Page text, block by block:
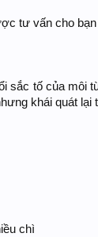
tư vấn cho
sắc tố của môi
khái quát
chì